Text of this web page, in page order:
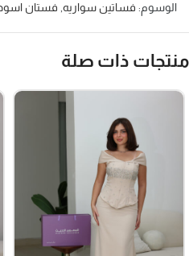
مما يسمح بحرية الحركة ويضفي لمسة
في جميع الحفلات والمناسبات .
الوسوم:فساتين سواريه, فستان اسود
ذات صلة